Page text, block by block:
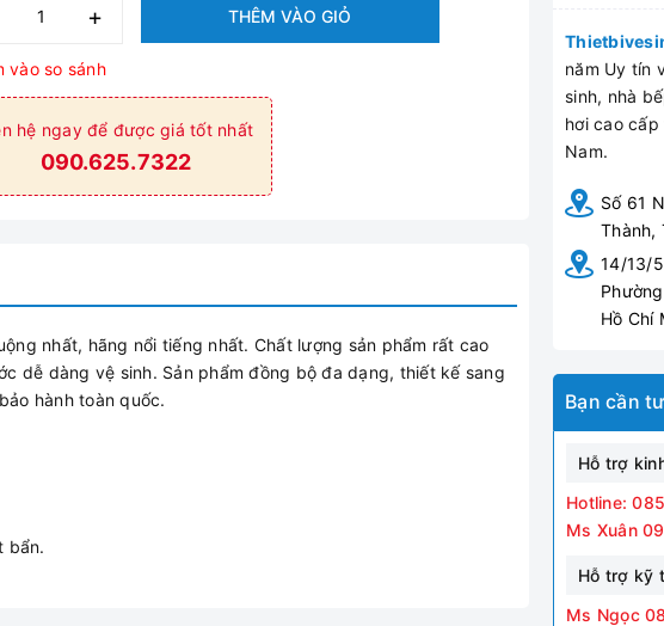
+ THÊM VÀO GIỎ
vào so sánh
hệ ngay để được giá tốt nhất
090.625.7322
nhất, hãng nổi tiếng nhất. Chất lượng sản phẩm rất cao
dễ dàng vệ sinh. Sản phẩm đồng bộ đa dạng, thiết kế sang
hành toàn quốc.
bẩn.
năm Uy tín
sinh, nhà
hơi cao
Nam.
Số 61
Thành,
14/13/
Hồ Chí
Bạn cần
Hỗ trợ
Hotline:
Ms Xuân
Hỗ trợ kỹ
Ms Ngọc